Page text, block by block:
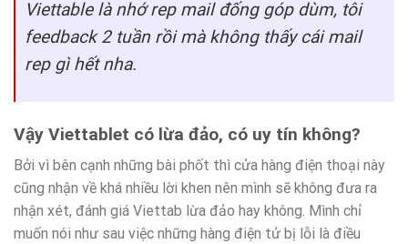
Viettable là nhớ rep mail đống góp dùm, tôi
feedback 2 tuần rồi mà không thấy cái mail
rep gì hết nha.
Vậy Viettablet có lừa đảo, có uy tín không?
Bởi vì bên cạnh những bài phốt thì cửa hàng điện thoại này
cũng nhận về khá nhiều lời khen nên mình sẽ không đưa ra
nhận xét, đánh giá Viettab lừa đảo hay không. Mình chỉ
muốn nói như sau việc những hàng điện tử bị lỗi là điều